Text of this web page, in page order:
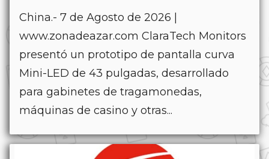
China.- 7 de Agosto de 2026 |
www.zonadeazar.com ClaraTech Monitors
presentó un prototipo de pantalla curva
Mini-LED de 43 pulgadas, desarrollado
para gabinetes de tragamonedas,
máquinas de casino y otras...